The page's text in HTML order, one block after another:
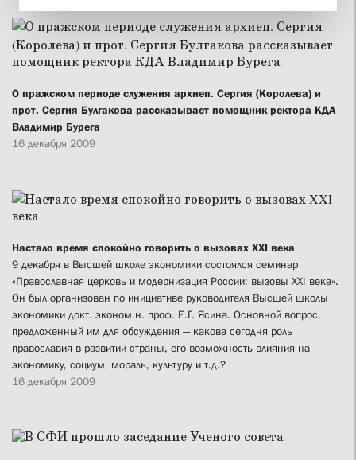
О пражском периоде служения архиеп. Сергия (Королева) и
прот. Сергия Булгакова рассказывает помощник ректора КДА
Владимир Бурега
16 декабря 2009
Настало время спокойно говорить о вызовах XXI века
9 декабря в Высшей школе экономики состоялся семинар
«Православная церковь и модернизация России: вызовы XXI века».
Он был организован по инициативе руководителя Высшей школы
экономики докт. эконом.н. проф. Е.Г. Ясина. Основной вопрос,
предложенный им для обсуждения — какова сегодня роль
православия в развитии страны, его возможность влияния на
экономику, социум, мораль, культуру и т.д.?
16 декабря 2009